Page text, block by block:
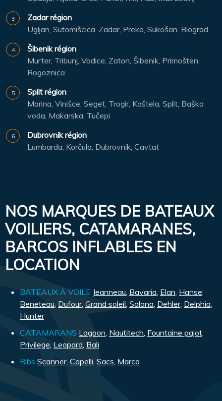
Zadar région
Ugljan, Sutomišcica, Zadar, Preko, Sukošan, Biograd
Šibenik région
Murter, Tribunj, Vodice, Zaton, Šibenik, Primošten,
Rogoznica
Split région
Marina, Vinišce, Seget, Trogir, Kaštela, Split, Baška
voda, Makarska, Tučepi
Dubrovnik région
Lumbarda, Korčula, Dubrovnik, Cavtat
NOS MARQUES DE BATEAUX
VOILIERS, CATAMARANES,
BARCOS INFLABLES EN
LOCATION
BATEAUX À VOILE Jeanneau, Bavaria, Elan, Hanse,
Beneteau, Dufour, Grand soleil, Salona, Dehler, Delphia,
Hunter
CATAMARANS Lagoon, Nautitech, Fountaine pajot,
Privilege, Leopard, Bali
Ribs Scanner, Capelli, Sacs, Marco